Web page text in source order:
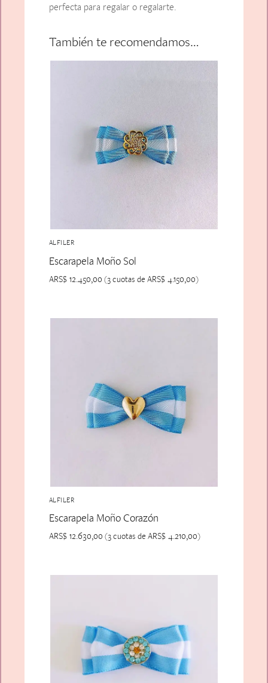
perfecta para regalar o regalarte.
También te recomendamos…
ALFILER
Escarapela Moño Sol
ARS$12.450,00 (3 cuotas de ARS$4.150,00)
ALFILER
Escarapela Moño Corazón
ARS$12.630,00 (3 cuotas de ARS$4.210,00)